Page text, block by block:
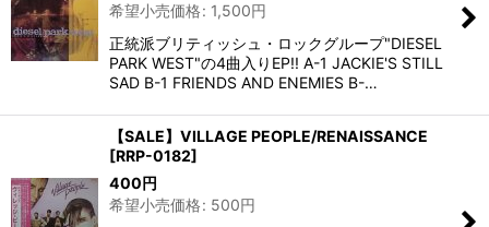
希望小売価格: 1,500円
正統派ブリティッシュ・ロックグループ"DIESEL
PARK WEST"の4曲入りEP!! A-1 JACKIE'S STILL
SAD B-1 FRIENDS AND ENEMIES B-…
【SALE】VILLAGE PEOPLE/RENAISSANCE
[RRP-0182]
400円
希望小売価格: 500円